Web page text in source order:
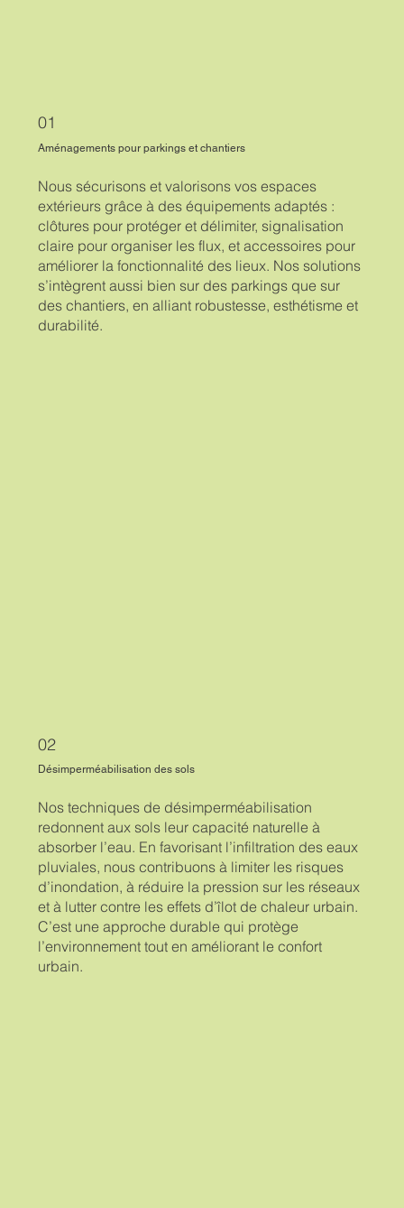
01
Aménagements pour parkings et chantiers
Nous sécurisons et valorisons vos espaces
extérieurs grâce à des équipements adaptés :
clôtures pour protéger et délimiter, signalisation
claire pour organiser les flux, et accessoires pour
améliorer la fonctionnalité des lieux. Nos solutions
s’intègrent aussi bien sur des parkings que sur
des chantiers, en alliant robustesse, esthétisme et
durabilité.
02
Désimperméabilisation des sols
Nos techniques de désimperméabilisation
redonnent aux sols leur capacité naturelle à
absorber l’eau. En favorisant l’infiltration des eaux
pluviales, nous contribuons à limiter les risques
d’inondation, à réduire la pression sur les réseaux
et à lutter contre les effets d’îlot de chaleur urbain.
C’est une approche durable qui protège
l’environnement tout en améliorant le confort
urbain.